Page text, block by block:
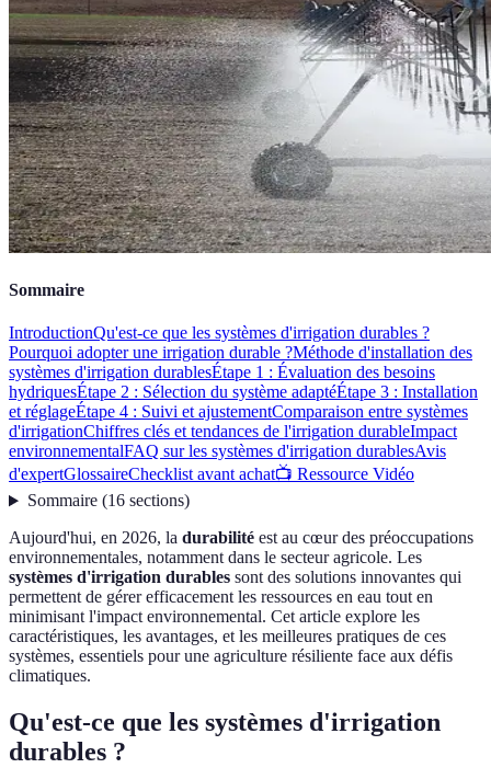
Sommaire
IntroductionQu'est-ce que les systèmes d'irrigation durables ?
Pourquoi adopter une irrigation durable ?Méthode d'installation des
systèmes d'irrigation durablesÉtape 1 : Évaluation des besoins
hydriquesÉtape 2 : Sélection du système adaptéÉtape 3 : Installation
et réglageÉtape 4 : Suivi et ajustementComparaison entre systèmes
d'irrigationChiffres clés et tendances de l'irrigation durableImpact
environnementalFAQ sur les systèmes d'irrigation durablesAvis
d'expertGlossaireChecklist avant achat📺 Ressource Vidéo
Sommaire(16 sections)
Aujourd'hui, en 2026, la durabilité est au cœur des préoccupations
environnementales, notamment dans le secteur agricole. Les
systèmes d'irrigation durables sont des solutions innovantes qui
permettent de gérer efficacement les ressources en eau tout en
minimisant l'impact environnemental. Cet article explore les
caractéristiques, les avantages, et les meilleures pratiques de ces
systèmes, essentiels pour une agriculture résiliente face aux défis
climatiques.
Qu'est-ce que les systèmes d'irrigation
durables ?